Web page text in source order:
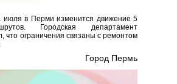
в Перми изменится движение 5
Городская департамент
что ограничения связаны с ремонтом
Город Пермь